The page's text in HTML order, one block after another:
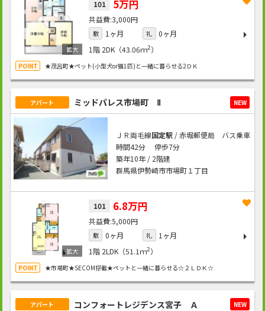
101 5万円
3,000円
敷 1ヶ月 礼
0ヶ月
1階 2DK（43.06ｍ2）
★茂呂町★ペット(小型犬or猫1匹)と一緒に暮らせる2ＤＫ
アパート ミッドパレス市場町 Ⅱ NEW
ＪＲ両毛線国定駅/ 赤堀郵便局 バス乗車
時間42分 停歩7分
築年10年 / 2階建
群馬県伊勢崎市市場町１丁目
101 6.8万円
5,000円
敷 0ヶ月 礼
1ヶ月
1階 2LDK（51.1ｍ2）
★市場町★SECOM搭載★ペットと一緒に暮らせる☆２ＬＤＫ☆
アパート コンフォートレジデンス宮子 Ａ NEW